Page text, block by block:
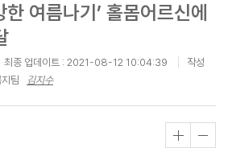
여름나기’ 홀몸어르신에
최종 업데이트 : 2021-08-12 10:04:39
작성
지팀
김지수